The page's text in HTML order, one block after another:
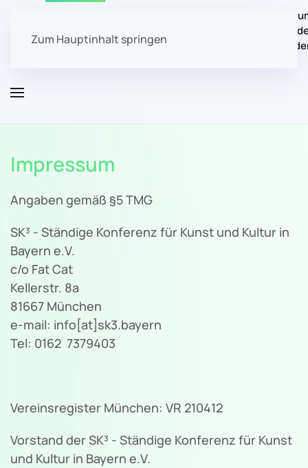
Zum Hauptinhalt springen
Uns
"Zukunft
Impressum
Angaben gemäß §5 TMG
SK³ - Ständige Konferenz für Kunst und Kultur in
Bayern e.V.
c/o Fat Cat
Kellerstr. 8a
81667 München
e-mail: info[at]sk3.bayern
Tel: 0162 7379403
Vereinsregister München: VR 210412
Vorstand der SK³ - Ständige Konferenz für Kunst
und Kultur in Bayern e.V.